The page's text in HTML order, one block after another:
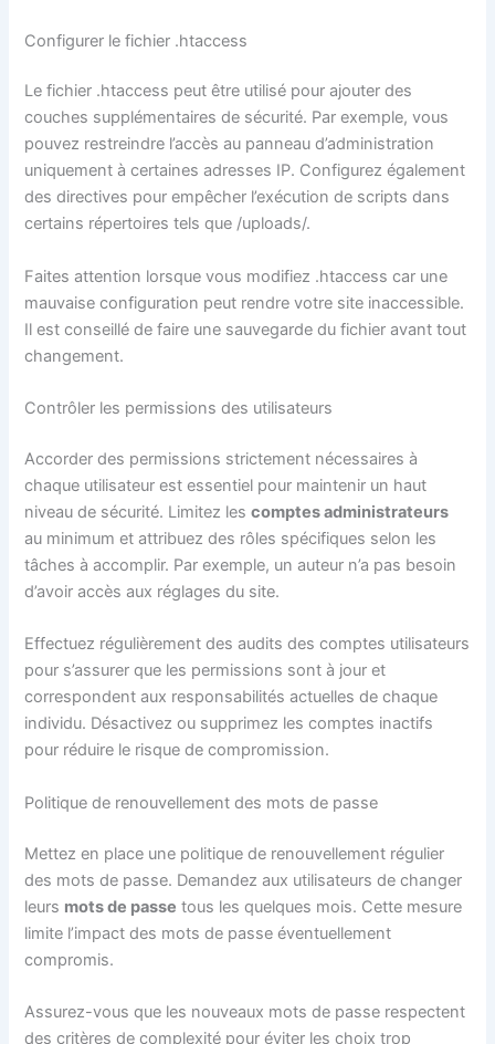
Configurer le fichier .htaccess
Le fichier .htaccess peut être utilisé pour ajouter des
couches supplémentaires de sécurité. Par exemple, vous
pouvez restreindre l’accès au panneau d’administration
uniquement à certaines adresses IP. Configurez également
des directives pour empêcher l’exécution de scripts dans
certains répertoires tels que /uploads/.
Faites attention lorsque vous modifiez .htaccess car une
mauvaise configuration peut rendre votre site inaccessible.
Il est conseillé de faire une sauvegarde du fichier avant tout
changement.
Contrôler les permissions des utilisateurs
Accorder des permissions strictement nécessaires à
chaque utilisateur est essentiel pour maintenir un haut
niveau de sécurité. Limitez lescomptes administrateurs
au minimum et attribuez des rôles spécifiques selon les
tâches à accomplir. Par exemple, un auteur n’a pas besoin
d’avoir accès aux réglages du site.
Effectuez régulièrement des audits des comptes utilisateurs
pour s’assurer que les permissions sont à jour et
correspondent aux responsabilités actuelles de chaque
individu. Désactivez ou supprimez les comptes inactifs
pour réduire le risque de compromission.
Politique de renouvellement des mots de passe
Mettez en place une politique de renouvellement régulier
des mots de passe. Demandez aux utilisateurs de changer
leurs mots de passe tous les quelques mois. Cette mesure
limite l’impact des mots de passe éventuellement
compromis.
Assurez-vous que les nouveaux mots de passe respectent
des critères de complexité pour éviter les choix trop